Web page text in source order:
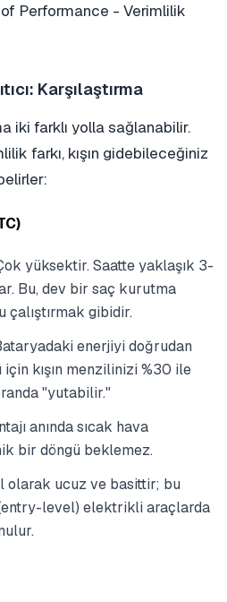
Performance - Verimlilik
Karşılaştırma
iki farklı yolla sağlanabilir.
farkı, kışın gidebileceğiniz
yüksektir. Saatte yaklaşık 3-
Bu, dev bir saç kurutma
çalıştırmak gibidir.
enerjiyi doğrudan
için kışın menzilinizi %30 ile
"yutabilir."
anında sıcak hava
bir döngü beklemez.
olarak ucuz ve basittir; bu
level) elektrikli araçlarda